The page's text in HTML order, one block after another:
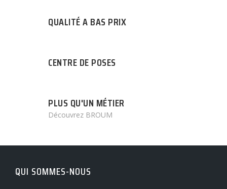
QUALITÉ A BAS PRIX
CENTRE DE POSES
PLUS QU'UN MÉTIER
Découvrez BROUM
QUI SOMMES-NOUS